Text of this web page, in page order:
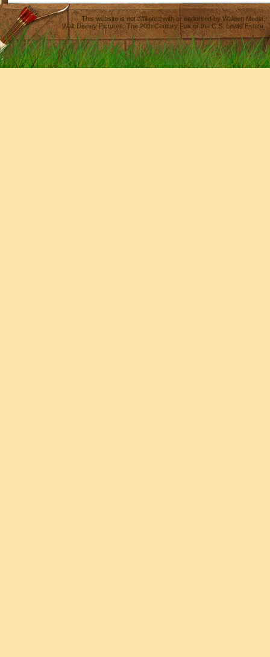
This website is not affiliated with or endorsed byWalden Media
Walt Disney Pictures,The 20th Century Fox or the C.S. Lewis Estate.